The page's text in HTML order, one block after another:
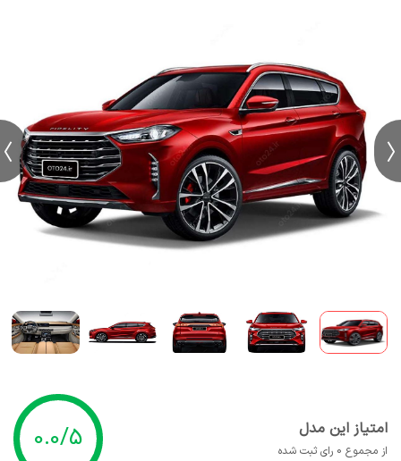
امتیاز این مدل
از مجموع 0 رای ثبت شده 0.0/5